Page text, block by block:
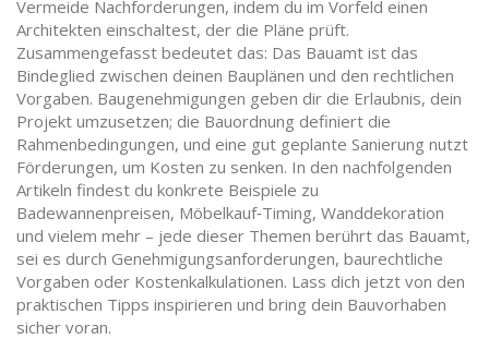
Vermeide Nachforderungen, indem du im Vorfeld einen
Architekten einschaltest, der die Pläne prüft.
Zusammengefasst bedeutet das: Das Bauamt ist das
Bindeglied zwischen deinen Bauplänen und den rechtlichen
Vorgaben. Baugenehmigungen geben dir die Erlaubnis, dein
Projekt umzusetzen; die Bauordnung definiert die
Rahmenbedingungen, und eine gut geplante Sanierung nutzt
Förderungen, um Kosten zu senken. In den nachfolgenden
Artikeln findest du konkrete Beispiele zu
Badewannenpreisen, Möbelkauf‑Timing, Wanddekoration
und vielem mehr – jede dieser Themen berührt das Bauamt,
sei es durch Genehmigungsanforderungen, baurechtliche
Vorgaben oder Kostenkalkulationen. Lass dich jetzt von den
praktischen Tipps inspirieren und bring dein Bauvorhaben
sicher voran.